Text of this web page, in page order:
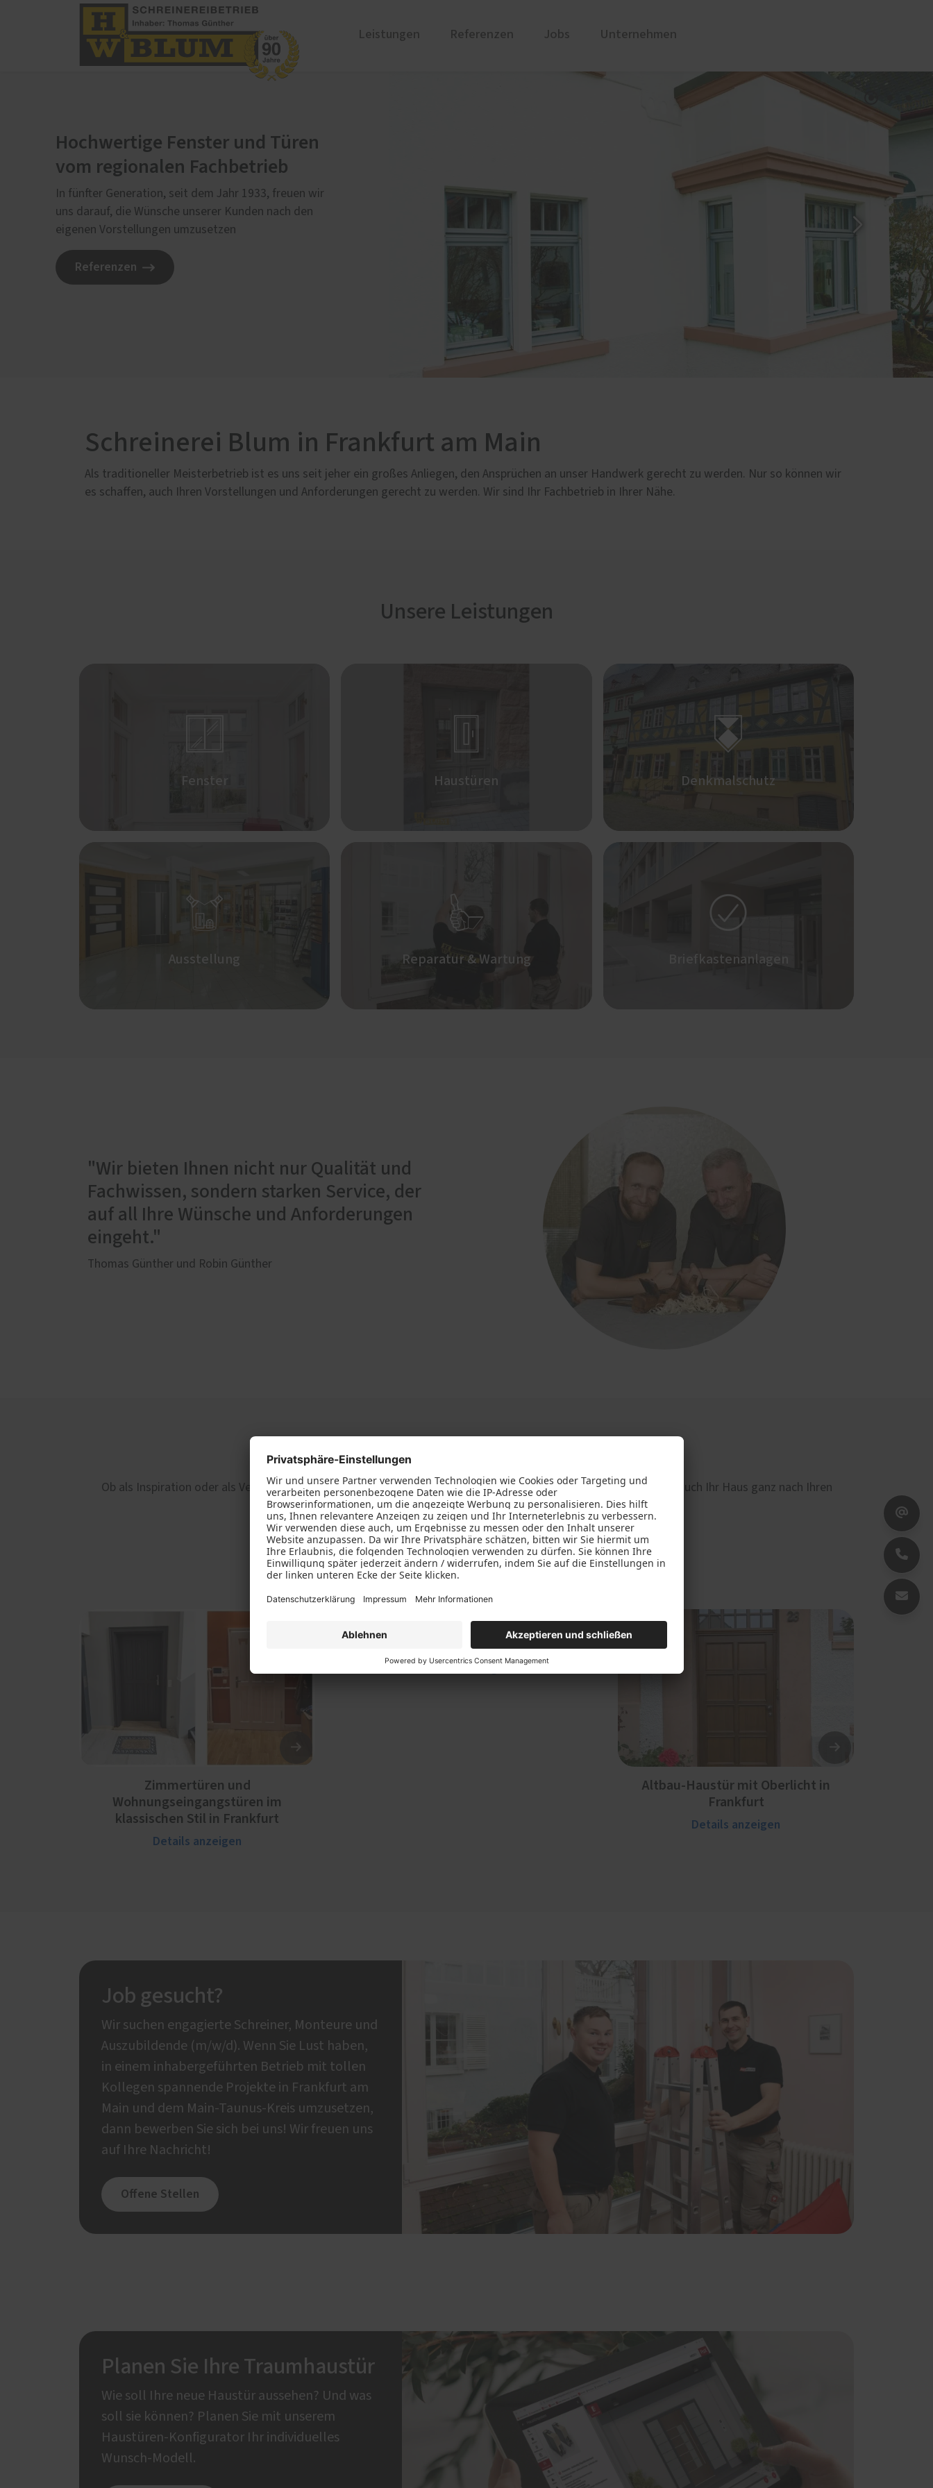
Leistungen
Kunststoff-Aluminium
K-LINE Aluminium
Holz
Holz-Aluminium
Altbau und Denkmal
Fenster-Aktion für den
Rundumschutz
Holz und Holz-Aluminium
Kunststoff
Altbau und Denkmal
Aktionen
Sonnen- und Insektenschutz
Textilscreens von ROMA
Insektenschutz von PaX
Reparaturservice und Wartung
Referenzen Jobs Unternehmen
Hochwertige Fenster und Türen
vom regionalen Fachbetrieb
In fünfter Generation, seit dem Jahr 1933, freuen wir
uns darauf, die Wünsche unserer Kunden nach den
eigenen Vorstellungen umzusetzen
Referenzen
Schreinerei Blum in Frankfurt am Main
Als traditioneller Meisterbetrieb ist es uns seit jeher ein großes Anliegen, den Ansprüchen an unser Handwerk gerecht zu werden. Nur so können wir
es schaffen, auch Ihren Vorstellungen und Anforderungen gerecht zu werden. Wir sind Ihr Fachbetrieb in Ihrer Nähe.
Unsere Leistungen

Fenster

Haustüren

Denkmalschutz

Ausstellung

Reparatur & Wartung

Briefkastenanlagen
"Wir bieten Ihnen nicht nur Qualität und
Fachwissen, sondern starken Service, der
auf all Ihre Wünsche und Anforderungen
eingeht."
Thomas Günther und Robin Günther
Ob als Inspiration oder als Vertrauensbeweis, unsere Referenzen zeigen Ihnen, zu was wir fähig sind und wie wir auch Ihr Haus ganz nach Ihren
Wünschen modernisieren können.
Alle Referenzen anzeigen
Zimmertüren und
Wohnungseingangstüren im
klassischen Stil in Frankfurt
Details anzeigen
Altbau-Fenster in Frankfurt
Details anzeigen
Altbau-Haustür mit Oberlicht in
Frankfurt
Details anzeigen
Job gesucht?
Wir suchen engagierte Schreiner, Monteure und
Auszubildende (m/w/d). Wenn Sie Lust haben,
in einem inhabergeführten Betrieb mit tollen
Kollegen spannende Projekte in Frankfurt am
Main und dem Main-Taunus-Kreis umzusetzen,
dann bewerben Sie sich bei uns! Wir freuen uns
auf Ihre Nachricht!
Offene Stellen
Planen Sie Ihre Traumhaustür
Wie soll Ihre neue Haustür aussehen? Und was
soll sie können? Planen Sie mit unserem
Haustüren-Konfigurator Ihr individuelles
Wunsch-Modell.